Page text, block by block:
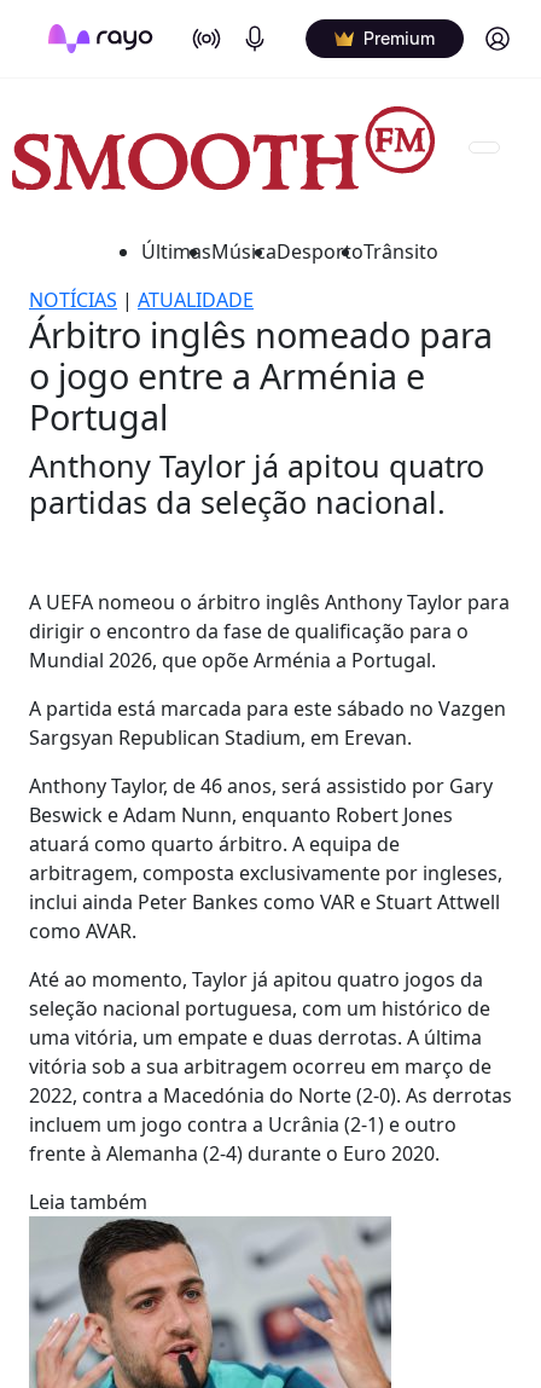
On Air Podcasts Premium Log in
ÚltimasMúsicaDesportoTrânsito
NOTÍCIAS | ATUALIDADE
Árbitro inglês nomeado para
o jogo entre a Arménia e
Portugal
Anthony Taylor já apitou quatro
partidas da seleção nacional.
A UEFA nomeou o árbitro inglês Anthony Taylor para
dirigir o encontro da fase de qualificação para o
Mundial 2026, que opõe Arménia a Portugal.
A partida está marcada para este sábado no Vazgen
Sargsyan Republican Stadium, em Erevan.
Anthony Taylor, de 46 anos, será assistido por Gary
Beswick e Adam Nunn, enquanto Robert Jones
atuará como quarto árbitro. A equipa de
arbitragem, composta exclusivamente por ingleses,
inclui ainda Peter Bankes como VAR e Stuart Attwell
como AVAR.
Até ao momento, Taylor já apitou quatro jogos da
seleção nacional portuguesa, com um histórico de
uma vitória, um empate e duas derrotas. A última
vitória sob a sua arbitragem ocorreu em março de
2022, contra a Macedónia do Norte (2-0). As derrotas
incluem um jogo contra a Ucrânia (2-1) e outro
frente à Alemanha (2-4) durante o Euro 2020.
Leia também